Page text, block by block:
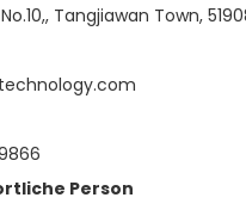
Tangjiawan Town,
Person